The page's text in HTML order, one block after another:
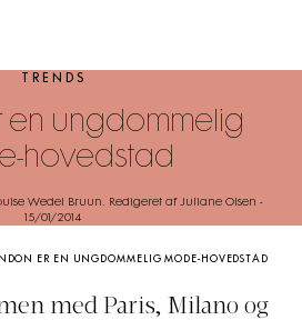
TRENDS
en ungdommelig
hovedstad
Wedel Bruun. Redigeret af Juliane Olsen -
15/01/2014
ER EN UNGDOMMELIG MODE-HOVEDSTAD
med Paris, Milano og